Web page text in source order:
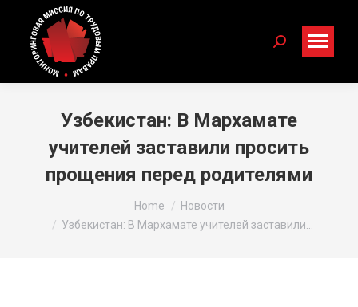
Search:
Узбекистан: В Мархамате
учителей заставили просить
прощения перед родителями
Home
Новости
Узбекистан: В Мархамате учителей заставили…